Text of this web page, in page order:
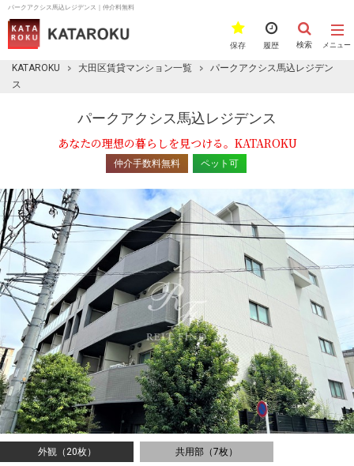
パークアクシス馬込レジデンス｜仲介料無料
メニュー
検索
履歴
保存
KATAROKU 大田区賃貸マンション一覧
パークアクシス馬込レジデン
ス
パークアクシス馬込レジデンス
あなたの理想の暮らしを見つける。KATAROKU
仲介手数料無料 ペット可
外観（20枚） 共用部（7枚）